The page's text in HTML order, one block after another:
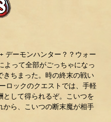
デーモンハンター？？ウォー
よって全部がごっちゃになっ
きちまった。時の終末の戦い
ロックのクエストでは、手軽
して得られるぞ。こいつを
ら、こいつの断末魔が相手